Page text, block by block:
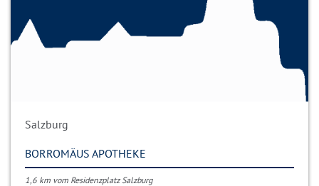
Salzburg
BORROMÄUS APOTHEKE
1,6 km vom Residenzplatz Salzburg